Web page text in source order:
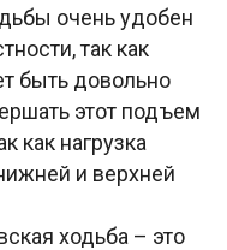
очень удобен
так как
быть довольно
этот подъем
как нагрузка
и верхней
ходьба – это